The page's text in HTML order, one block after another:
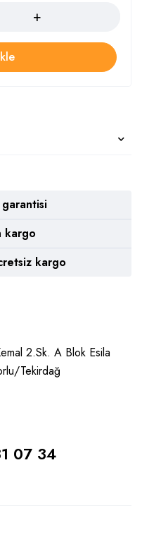
kargo
kargo
2.Sk. A Blok Esila
Tekirdağ
07 34